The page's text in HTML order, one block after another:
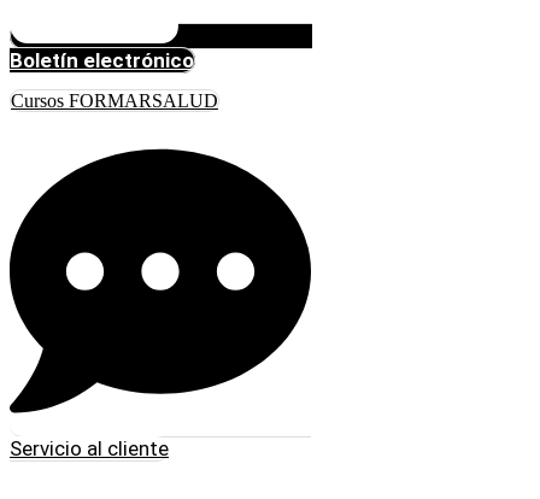
Boletín electrónico
Cursos FORMARSALUD
Servicio al cliente